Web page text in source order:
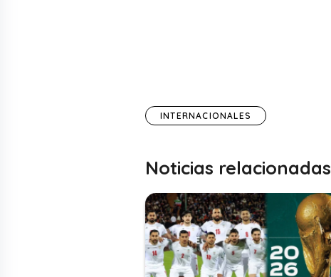
INTERNACIONALES
Noticias relacionadas